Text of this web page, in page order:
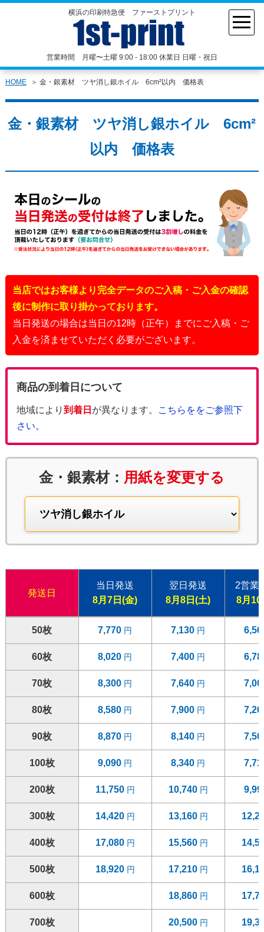
横浜の印刷特急便 ファーストプリント
営業時間 月曜〜土曜 9:00 - 18:00 休業日 日曜・祝日
HOME 金・銀素材 ツヤ消し銀ホイル 6cm²以内 価格表
金・銀素材 ツヤ消し銀ホイル 6cm²
以内 価格表
当店ではお客様より完全データのご入稿・ご入金の確認
後に制作に取り掛かっております。
当日発送の場合は当日の12時（正午）までにご入稿・ご
入金を済ませていただく必要がございます。
商品の到着日について
地域により 到着日 が異なります。
こちらををご参照下
さい。
金・銀素材： 用紙を変更する
発送日
当日発送
8月7日(金)
翌日発送
8月8日(土)
2営業
8月10
50枚 7,770 7,130
60枚 8,020 7,400
70枚 8,300 7,640
80枚 8,580 7,900
90枚 8,870 8,140
100枚 9,090 8,340
200枚 11,750 10,740
300枚 14,420 13,160
400枚 17,080 15,560
500枚 18,920 17,210
600枚 18,860
700枚 20,500